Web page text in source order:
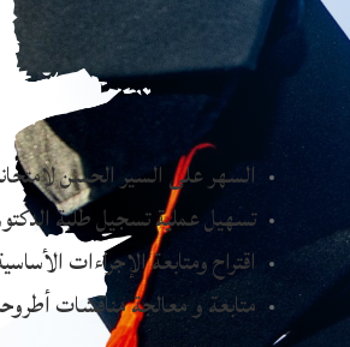
السهر على السير الحسن
تسهيل عملية تسجيل طلبة
اقتراح ومتابعة الإجراءات
متابعة و معالجة مناقشات